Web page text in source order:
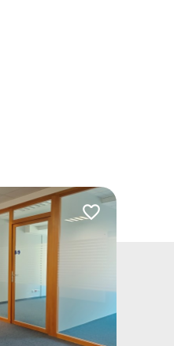
Dodaj do